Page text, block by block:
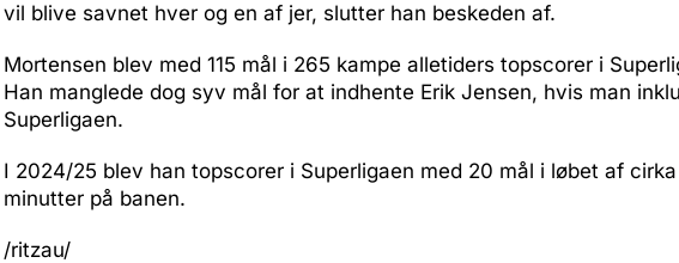
vil blive savnet hver og en af jer, slutter han beskeden af.
Mortensen blev med 115 mål i 265 kampe alletiders topscorer i
Han manglede dog syv mål for at indhente Erik Jensen, hvis man
Superligaen.
I 2024/25 blev han topscorer i Superligaen med 20 mål i løbet af
minutter på banen.
/ritzau/